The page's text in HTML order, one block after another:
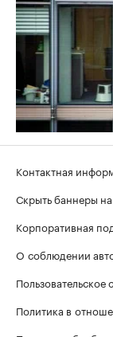
Контактная
Скрыть баннеры
Корпоративная
О соблюдении
Пользовательское
Политика в